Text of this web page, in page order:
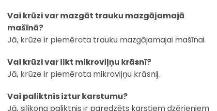
Vai krūzi var mazgāt trauku mazgājamajā
mašīnā?
Jā, krūze ir piemērota trauku mazgājamajai mašīnai.
Vai krūzi var likt mikroviļņu krāsnī?
Jā, krūze ir piemērota mikroviļņu krāsnij.
Vai paliktnis iztur karstumu?
Jā, silikona paliktnis ir paredzēts karstiem dzērieniem